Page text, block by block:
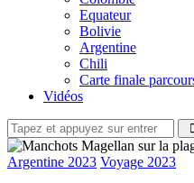
Equateur
Bolivie
Argentine
Chili
Carte finale
Vidéos
Argentine 2023 Voyage 2023